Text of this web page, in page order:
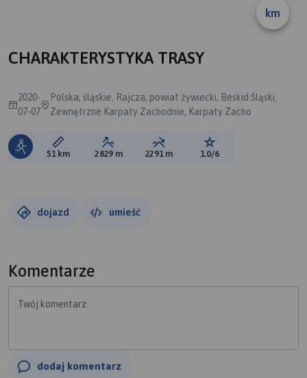
km
CHARAKTERYSTYKA TRASY
2020-
07-07
Polska, śląskie, Rajcza, powiat żywiecki, Beskid Śląski,
Zewnętrzne Karpaty Zachodnie, Karpaty Zacho
Długość trasy:
51 km Suma przewyższeń:
2829 m Suma spadków:
2291 m Ocena trasy:
1.0/6
dojazd umieść
Komentarze
Twój komentarz
dodaj komentarz